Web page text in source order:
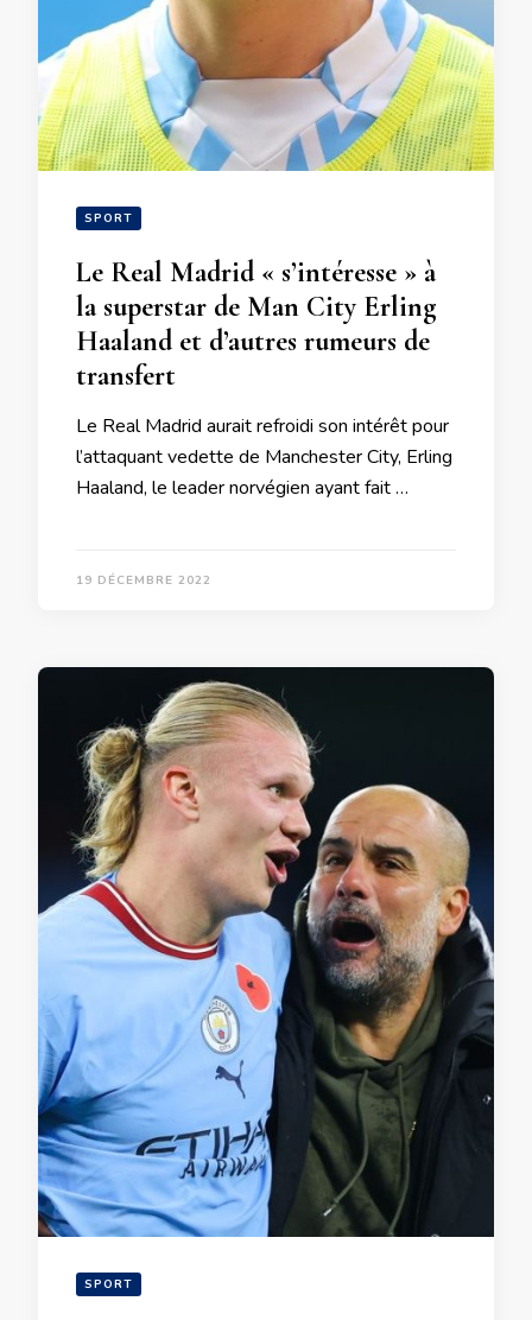
SPORT
Le Real Madrid « s’intéresse » à
la superstar de Man City Erling
Haaland et d’autres rumeurs de
transfert
Le Real Madrid aurait refroidi son intérêt pour
l’attaquant vedette de Manchester City, Erling
Haaland, le leader norvégien ayant fait …
19 DÉCEMBRE 2022
SPORT